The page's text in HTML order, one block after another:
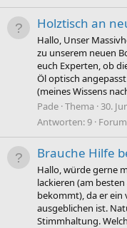
Holztisch an
Hallo, Unser
zu unserem neuen
euch Experten, ob
Öl optisch
(meines Wissens
Pade Thema 30.
Antworten: 9
Brauche Hilfe
Hallo, würde gerne
lackieren (am
bekommt), da er ein
ausgeblichen ist.
Stimmhaltung.